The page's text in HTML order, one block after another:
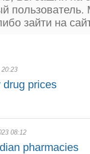
зайти на
drug prices
08:12
pharmacies